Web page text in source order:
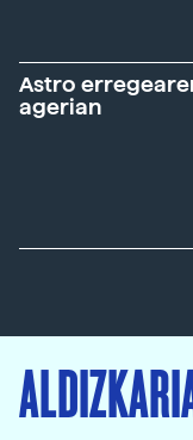
Astro
agerian